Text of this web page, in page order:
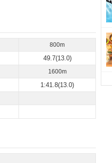
800m
49.7(13.0)
1600m
1:41.8(13.0)